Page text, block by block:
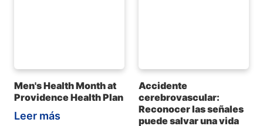
Men's Health Month at
Providence Health Plan
Leer más
Accidente
cerebrovascular:
Reconocer las señales
puede salvar una vida